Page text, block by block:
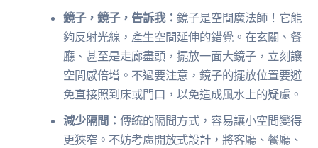
鏡子，鏡子，告訴我：鏡子是空間魔法師！它能
夠反射光線，產生空間延伸的錯覺。在玄關、餐
廳、甚至是走廊盡頭，擺放一面大鏡子，立刻讓
空間感倍增。不過要注意，鏡子的擺放位置要避
免直接照到床或門口，以免造成風水上的疑慮。
減少隔間：傳統的隔間方式，容易讓小空間變得
更狹窄。不妨考慮開放式設計，將客廳、餐廳、